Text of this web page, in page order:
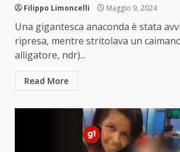
Filippo Limoncelli Maggio 9, 2024
Una gigantesca anaconda è stata
ripresa, mentre stritolava un
alligatore, ndr)...
Read More